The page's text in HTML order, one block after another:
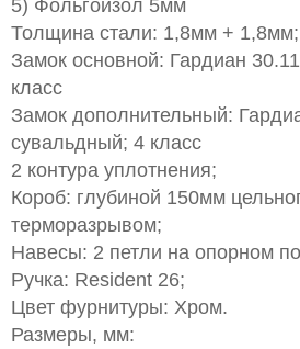
5) Фольгоизол 5мм
Толщина стали: 1,8мм + 1,8мм;
Замок основной: Гардиан
класс
Замок дополнительный:
сувальдный; 4 класс
2 контура уплотнения;
Короб: глубиной 150мм
терморазрывом;
Навесы: 2 петли на опорном
Ручка: Resident 26;
Цвет фурнитуры: Хром.
Размеры, мм: